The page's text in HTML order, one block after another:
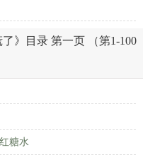
》目录 第一页 （第1-100
糖水